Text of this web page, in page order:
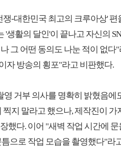
쟁-대한민국 최고의 크루아상'
생활의 달인'이 끝나고 자신의
그 어떤 동의도 나눈 적이 없다
자 방송의 횡포"라고 비판했다.
거부 의사를 명확히 밝혔음에
지 말라고 했으나, 제작진이
했다. 이어 "새벽 작업 시간에
으로 작업 모습을 촬영했다"라